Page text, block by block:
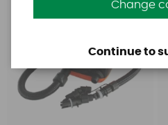
Change
Continue to